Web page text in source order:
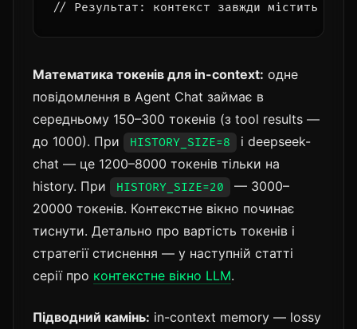
Математика токенів для in-context: одне
повідомлення в Agent Chat займає в
середньому 150–300 токенів (з tool results —
до 1000). При
HISTORY_SIZE=8
і deepseek-
chat — це 1200–8000 токенів тільки на
history. При
HISTORY_SIZE=20
— 3000–
20000 токенів. Контекстне вікно починає
тиснути. Детально про вартість токенів і
стратегії стиснення — у наступній статті
серії про контекстне вікно LLM.
Підводний камінь: in-context memory — lossy